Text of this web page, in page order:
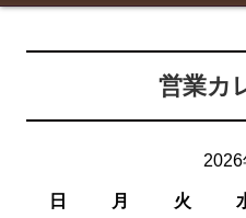
営業カ
2026
日 月 火